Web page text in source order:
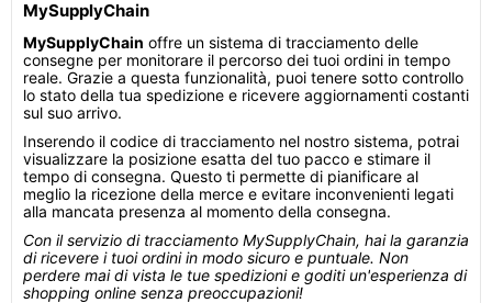
MySupplyChain
MySupplyChain offre un sistema di tracciamento delle
consegne per monitorare il percorso dei tuoi ordini in tempo
reale. Grazie a questa funzionalità, puoi tenere sotto controllo
lo stato della tua spedizione e ricevere aggiornamenti costanti
sul suo arrivo.
Inserendo il codice di tracciamento nel nostro sistema, potrai
visualizzare la posizione esatta del tuo pacco e stimare il
tempo di consegna. Questo ti permette di pianificare al
meglio la ricezione della merce e evitare inconvenienti legati
alla mancata presenza al momento della consegna.
Con il servizio di tracciamento MySupplyChain, hai la garanzia
di ricevere i tuoi ordini in modo sicuro e puntuale. Non
perdere mai di vista le tue spedizioni e goditi un'esperienza di
shopping online senza preoccupazioni!